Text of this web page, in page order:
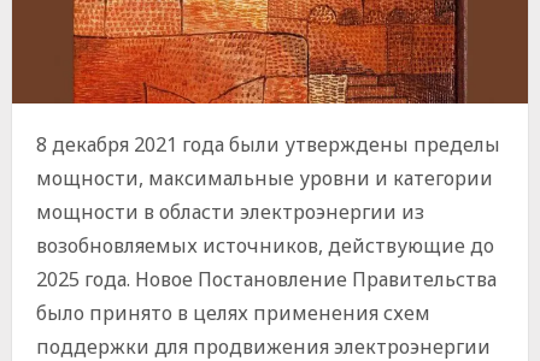
8 декабря 2021 года были утверждены пределы
мощности, максимальные уровни и категории
мощности в области электроэнергии из
возобновляемых источников, действующие до
2025 года. Новое Постановление Правительства
было принято в целях применения схем
поддержки для продвижения электроэнергии